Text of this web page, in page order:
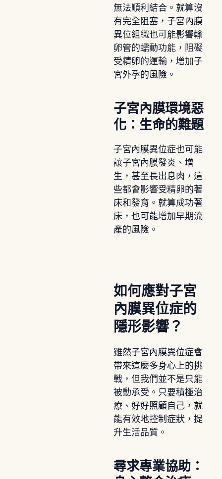
無法順利結合。就算沒
有完全阻塞，子宮內膜
異位組織也可能影響輸
卵管的蠕動功能，阻礙
受精卵的運輸，增加子
宮外孕的風險。
子宮內膜環境惡
化：生命的難題
子宮內膜異位症也可能
讓子宮內膜發炎、增
生，甚至長出息肉，這
些都會影響受精卵的著
床和發育。就算成功著
床，也可能增加早期流
產的風險。
如何應對子宮
內膜異位症的
隱形影響？
雖然子宮內膜異位症會
帶來這麼多身心上的挑
戰，但我們並不是只能
被動承受。只要積極治
療、好好照顧自己，就
能有效地控制症狀，提
升生活品質。
尋求專業協助：